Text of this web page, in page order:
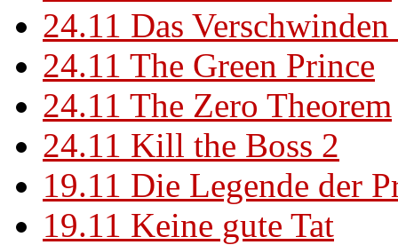
24.11 Das
24.11 The Green Prince
24.11 The Zero Theorem
24.11 Kill the Boss 2
19.11 Die Legende der
19.11 Keine gute Tat